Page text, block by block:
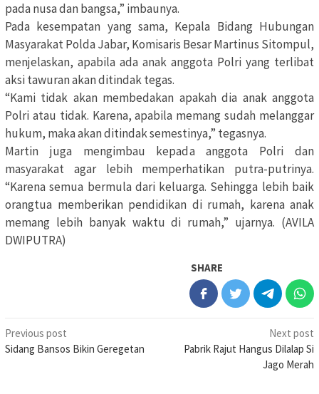
pada nusa dan bangsa,” imbaunya.
Pada kesempatan yang sama, Kepala Bidang Hubungan
Masyarakat Polda Jabar, Komisaris Besar Martinus Sitompul,
menjelaskan, apabila ada anak anggota Polri yang terlibat
aksi tawuran akan ditindak tegas.
“Kami tidak akan membedakan apakah dia anak anggota
Polri atau tidak. Karena, apabila memang sudah melanggar
hukum, maka akan ditindak semestinya,” tegasnya.
Martin juga mengimbau kepada anggota Polri dan
masyarakat agar lebih memperhatikan putra-putrinya.
“Karena semua bermula dari keluarga. Sehingga lebih baik
orangtua memberikan pendidikan di rumah, karena anak
memang lebih banyak waktu di rumah,” ujarnya. (AVILA
DWIPUTRA)
SHARE
Post
navigation
Previous post
Sidang Bansos Bikin Geregetan
Next post
Pabrik Rajut Hangus Dilalap Si
Jago Merah